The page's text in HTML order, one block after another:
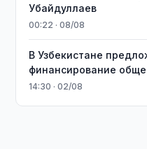
Убайдуллаев
00:22 · 08/08
В Узбекистане
финансирование
14:30 · 02/08